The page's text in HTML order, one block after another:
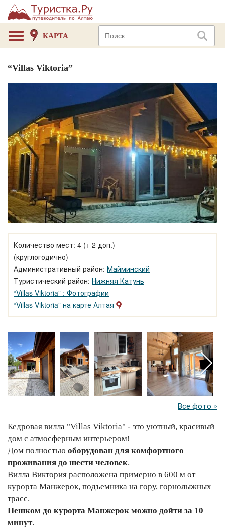
КАРТА
“Villas Viktoria”
Количество мест: 4 (+ 2 доп.)
(круглогодично)
Административный район: Майминский
Туристический район: Нижняя Катунь
“Villas Viktoria” : Фотографии
“Villas Viktoria” на карте Алтая
Все фото »
Кедровая вилла "Villas Viktoria" - это уютный, красивый
дом с атмосферным интерьером!
Дом полностью оборудован для комфортного
проживания до шести человек.
Вилла Виктория расположена примерно в 600 м от
курорта Манжерок, подъемника на гору, горнолыжных
трасс.
Пешком до курорта Манжерок можно дойти за 10
минут.